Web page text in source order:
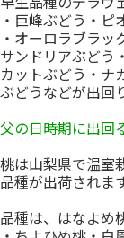
・巨峰ぶどう・ピ
・オーロラブラッ
サンドリアぶどう
カットぶどう・ナ
ぶどうなどが出回
父の日時期に出回
桃は山梨県で温室
品種が出荷されます
品種は、はなよめ